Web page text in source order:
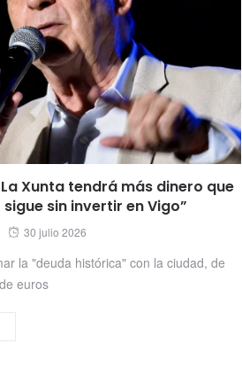
Xunta tendrá más dinero que
sin invertir en Vigo”
Posted
30 julio 2026
la "deuda histórica" con la ciudad, de
euros